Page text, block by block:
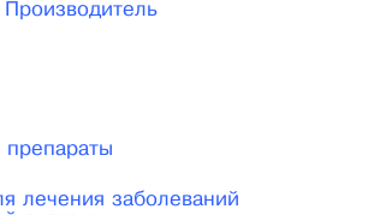
веществ, онкологических и
мощности позволяют
1, 7 млрд. упаковок
Производитель
препараты
лечения заболеваний